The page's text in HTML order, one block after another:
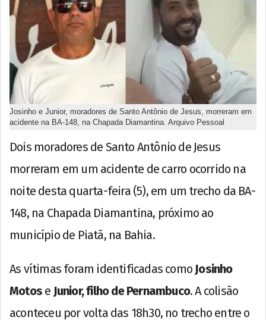
Josinho e Junior, moradores de Santo Antônio de Jesus, morreram em
acidente na BA-148, na Chapada Diamantina. Arquivo Pessoal
Dois moradores de Santo Antônio de Jesus
morreram em um acidente de carro ocorrido na
noite desta quarta-feira (5), em um trecho da BA-
148, na Chapada Diamantina, próximo ao
município de Piatã, na Bahia.
As vítimas foram identificadas como Josinho
Motos e Junior, filho de Pernambuco. A colisão
aconteceu por volta das 18h30, no trecho entre o